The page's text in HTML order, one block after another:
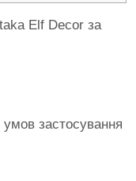
Elf Decor за
застосування